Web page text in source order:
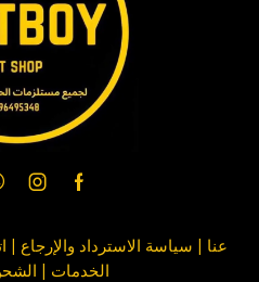
عنا | سياسة الاسترداد والإرجاع |
الخدمات |